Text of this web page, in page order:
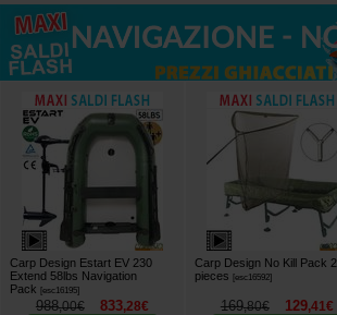
Carp Design Estart EV 230
Extend 58lbs Navigation
Pack [esc16195]
988,00€ 833,28€
Carp Design No Kill Pack 2
pieces [esc16592]
169,80€ 129,41€